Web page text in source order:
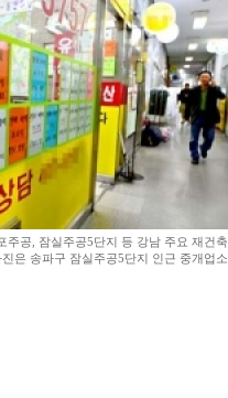
공, 잠실주공5단지 등 강남 주요 재건축
은 송파구 잠실주공5단지 인근 중개업소